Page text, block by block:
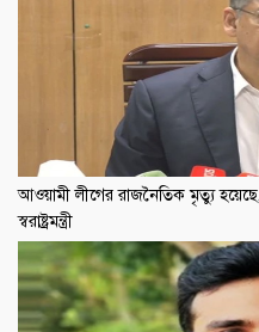
আওয়ামী লীগের রাজনৈতিক মৃত্যু
স্বরাষ্ট্রমন্ত্রী